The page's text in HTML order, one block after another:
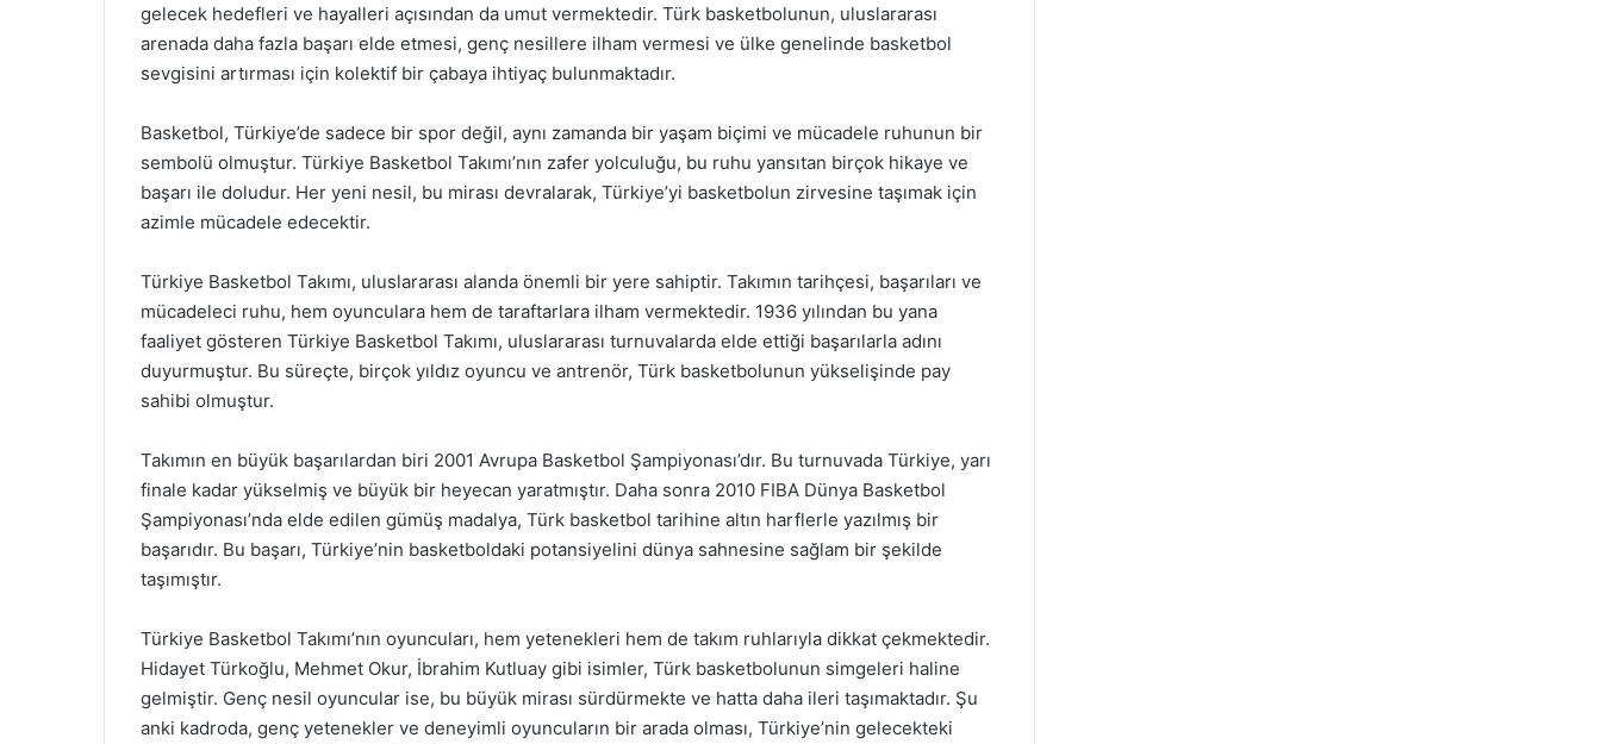
gelecek hedefleri ve hayalleri açısından da umut vermektedir. Türk basketbolunun, uluslararası
arenada daha fazla başarı elde etmesi, genç nesillere ilham vermesi ve ülke genelinde basketbol
sevgisini artırması için kolektif bir çabaya ihtiyaç bulunmaktadır.
Basketbol, Türkiye’de sadece bir spor değil, aynı zamanda bir yaşam biçimi ve mücadele ruhunun bir
sembolü olmuştur. Türkiye Basketbol Takımı’nın zafer yolculuğu, bu ruhu yansıtan birçok hikaye ve
başarı ile doludur. Her yeni nesil, bu mirası devralarak, Türkiye’yi basketbolun zirvesine taşımak için
azimle mücadele edecektir.
Türkiye Basketbol Takımı, uluslararası alanda önemli bir yere sahiptir. Takımın tarihçesi, başarıları ve
mücadeleci ruhu, hem oyunculara hem de taraftarlara ilham vermektedir. 1936 yılından bu yana
faaliyet gösteren Türkiye Basketbol Takımı, uluslararası turnuvalarda elde ettiği başarılarla adını
duyurmuştur. Bu süreçte, birçok yıldız oyuncu ve antrenör, Türk basketbolunun yükselişinde pay
sahibi olmuştur.
Takımın en büyük başarılardan biri 2001 Avrupa Basketbol Şampiyonası’dır. Bu turnuvada Türkiye, yarı
finale kadar yükselmiş ve büyük bir heyecan yaratmıştır. Daha sonra 2010 FIBA Dünya Basketbol
Şampiyonası’nda elde edilen gümüş madalya, Türk basketbol tarihine altın harflerle yazılmış bir
başarıdır. Bu başarı, Türkiye’nin basketboldaki potansiyelini dünya sahnesine sağlam bir şekilde
taşımıştır.
Türkiye Basketbol Takımı’nın oyuncuları, hem yetenekleri hem de takım ruhlarıyla dikkat çekmektedir.
Hidayet Türkoğlu, Mehmet Okur, İbrahim Kutluay gibi isimler, Türk basketbolunun simgeleri haline
gelmiştir. Genç nesil oyuncular ise, bu büyük mirası sürdürmekte ve hatta daha ileri taşımaktadır. Şu
anki kadroda, genç yetenekler ve deneyimli oyuncuların bir arada olması, Türkiye’nin gelecekteki